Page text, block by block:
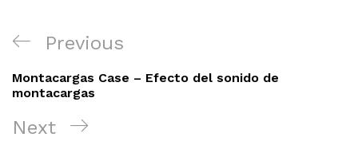
Navegación
entradas
Previous
Post
Previous
Montacargas Case – Efecto del sonido de
montacargas
Next
Next